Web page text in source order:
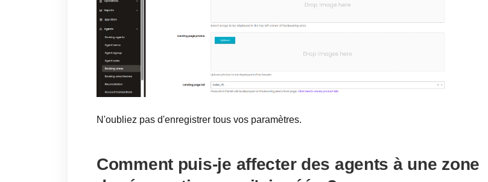
N'oubliez pas d'enregistrer tous vos paramètres.
Comment puis-je affecter des agents à une zone